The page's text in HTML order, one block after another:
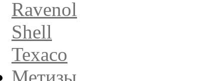
Ravenol
Shell
Texaco